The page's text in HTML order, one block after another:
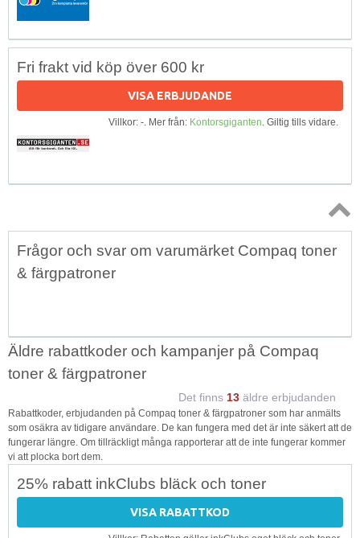
Fri frakt vid köp över 600 kr
VISA ERBJUDANDE
Villkor: -. Mer från: Kontorsgiganten. Giltig tills vidare.
Topp
Frågor och svar om varumärket Compaq toner
& färgpatroner
Äldre rabattkoder och kampanjer på Compaq
toner & färgpatroner
Det finns 13 äldre erbjudanden
Rabattkoder, erbjudanden på Compaq toner & färgpatroner som har anmälts
som osäkra av tidigare användare. De kan fungera med det är inte säkert att de
fungerar längre. Om tillräckligt många rapporterar att de inte fungerar kommer
vi att plocka bort dem.
25% rabatt inkClubs bläck och toner
VISA RABATTKOD